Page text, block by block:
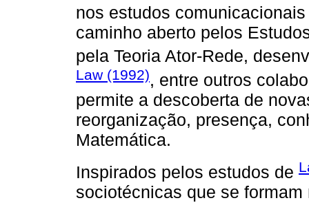
nos estudos comunicacionais
caminho aberto pelos
pela Teoria Ator-Rede,
Law (1992), entre outros
permite a descoberta de
reorganização, presença,
Matemática.
Inspirados pelos estudos de
sociotécnicas que se